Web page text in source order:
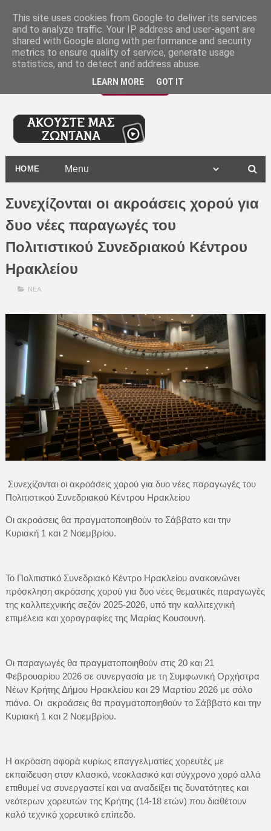
HOME
Συνεχίζονται οι ακροάσεις χορού για
δυο νέες παραγωγές του
Πολιτιστικού Συνεδριακού Κέντρου
Ηρακλείου
ΝΕΑ
Συνεχίζονται οι ακροάσεις χορού για δυο νέες παραγωγές του
Πολιτιστικού Συνεδριακού Κέντρου Ηρακλείου
Οι ακροάσεις θα πραγματοποιηθούν το Σάββατο και την
Κυριακή 1 και 2 Νοεμβρίου.
Το Πολιτιστικό Συνεδριακό Κέντρο Ηρακλείου ανακοινώνει
πρόσκληση ακρόασης χορού για δυο νέες θεματικές παραγωγές
της καλλιτεχνικής σεζόν 2025-2026, υπό την καλλιτεχνική
επιμέλεια και χορογραφίες της Μαρίας Κουσουνή.
Οι παραγωγές θα πραγματοποιηθούν στις 20 και 21
Φεβρουαρίου 2026 σε συνεργασία με τη Συμφωνική Ορχήστρα
Νέων Κρήτης Δήμου Ηρακλείου και 29 Μαρτίου 2026 με σόλο
πιάνο. Οι ακροάσεις θα πραγματοποιηθούν το Σάββατο και την
Κυριακή 1 και 2 Νοεμβρίου.
Η ακρόαση αφορά κυρίως επαγγελματίες χορευτές με
εκπαίδευση στον κλασικό, νεοκλασικό και σύγχρονο χορό αλλά
επιθυμεί να συνεργαστεί και να αναδείξει τις δυνατότητες και
νεότερων χορευτών της Κρήτης (14-18 ετών) που διαθέτουν
καλό τεχνικό χορευτικό επίπεδο.
This site uses cookies from Google to deliver its services
and to analyze traffic. Your IP address and user-agent are
shared with Google along with performance and security
metrics to ensure quality of service, generate usage
statistics, and to detect and address abuse.
LEARN MORE GOT IT